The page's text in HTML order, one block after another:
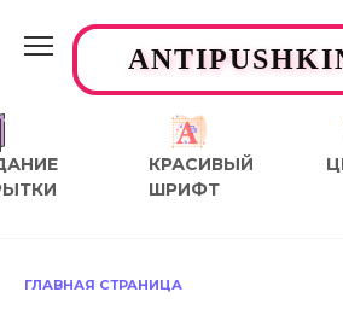
содержанию
КРАСИВЫЙ
ШРИФТ
ГЛАВНАЯ СТРАНИЦА